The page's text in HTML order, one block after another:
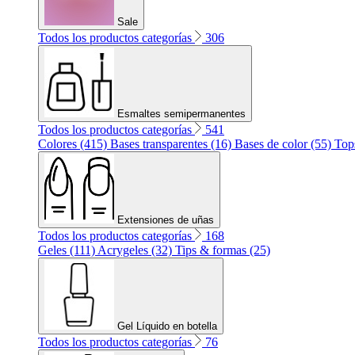
Sale
Todos los productos categorías 306
Esmaltes semipermanentes
Todos los productos categorías
541
Colores (415) Bases transparentes (16) Bases de color (55)
Extensiones de uñas
Todos los productos categorías
168
Geles (111) Acrygeles (32) Tips & formas (25)
Gel Líquido en botella
Todos los productos categorías 76